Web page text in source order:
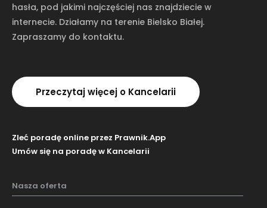
hasła, pod jakimi najczęściej nas znajdziecie w
internecie. Działamy na terenie Bielsko Białej.
Zapraszamy do kontaktu.
Przeczytaj więcej o Kancelarii
Zleć poradę online przez Prawnik.App
Umów się na poradę w Kancelarii
Nasza oferta